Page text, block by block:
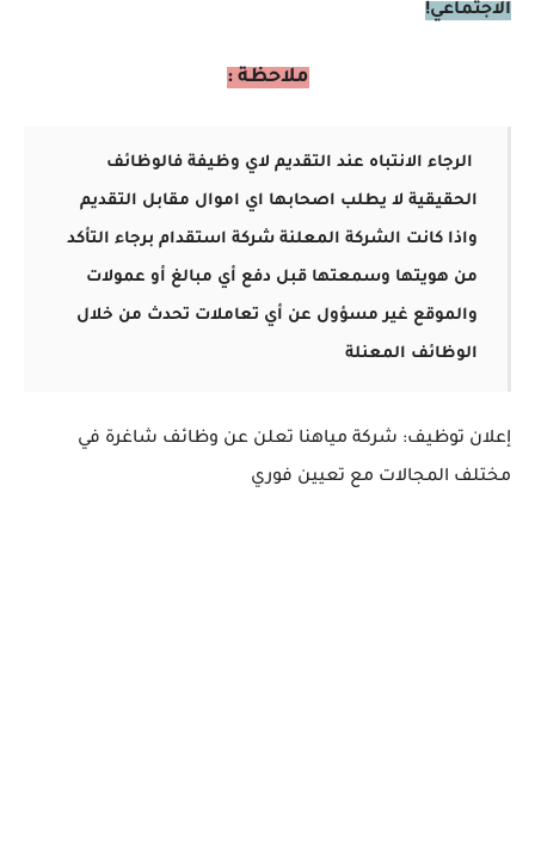
الاجتماعي!
ملاحظة :
الرجاء الانتباه عند التقديم لاي وظيفة فالوظائف
الحقيقية لا يطلب اصحابها اي اموال مقابل التقديم
واذا كانت الشركة المعلنة شركة استقدام برجاء التأكد
من هويتها وسمعتها قبل دفع أي مبالغ أو عمولات
والموقع غير مسؤول عن أي تعاملات تحدث من خلال
الوظائف المعنلة
إعلان توظيف: شركة مياهنا تعلن عن وظائف شاغرة في
مختلف المجالات مع تعيين فوري